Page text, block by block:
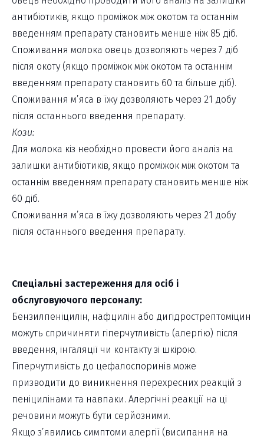
антибіотиків, якщо проміжок між окотом та останнім
введенням препарату становить менше ніж 85 діб.
Споживання молока овець дозволяють через 7 діб
після окоту (якщо проміжок між окотом та останнім
введенням препарату становить 60 та більше діб).
Споживання м’яса в їжу дозволяють через 21 добу
після останнього введення препарату.
Кози:
Для молока кіз необхідно провести його аналіз на
залишки антибіотиків, якщо проміжок між окотом та
останнім введенням препарату становить менше ніж
60 діб.
Споживання м’яса в їжу дозволяють через 21 добу
після останнього введення препарату.
Спеціальні застереження для осіб і
обслуговуючого персоналу:
Бензилпеніцилін, нафцилін або дигідрострептоміцин
можуть спричиняти гіперчутливість (алергію) після
введення, інгаляції чи контакту зі шкірою.
Гіперчутливість до цефалоспоринів може
призводити до виникнення перехресних реакцій з
пеніцилінами та навпаки. Алергічні реакції на ці
речовини можуть бути серйозними.
Якщо з’явились симптоми алергії (висипання на